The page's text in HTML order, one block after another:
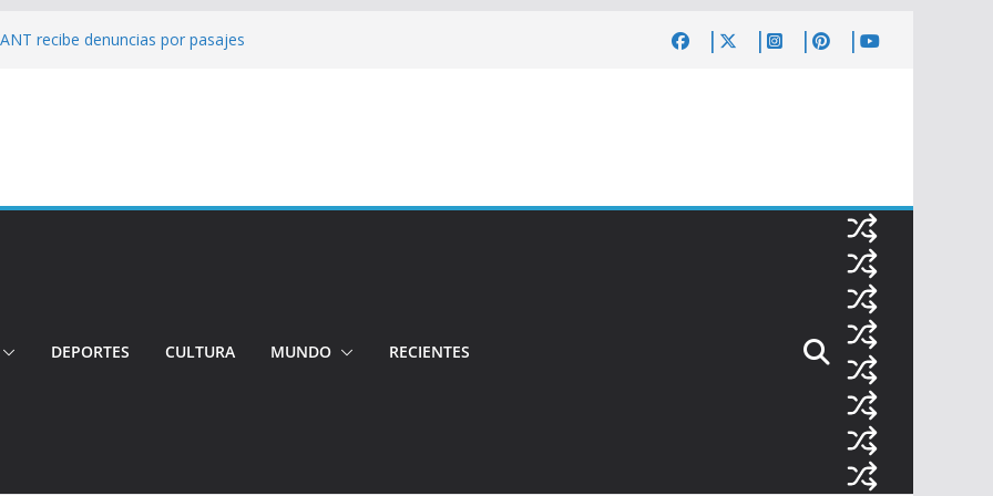
recibe denuncias por pasajes
Dos jóvenes quiteños desaparecen
irregulares fueron detectados en el
DEPORTES CULTURA MUNDO RECIENTES